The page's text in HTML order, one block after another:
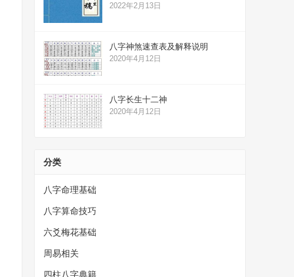
2022年2月13日
八字神煞速查表及解释说明
2020年4月12日
八字长生十二神
2020年4月12日
分类
八字命理基础
八字算命技巧
六爻梅花基础
周易相关
四柱八字典籍